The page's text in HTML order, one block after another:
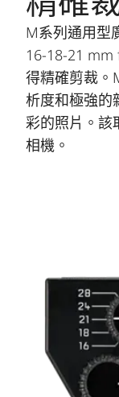
M系列通用型
16-18-21 mm
得精確剪裁。
析度和極強的
彩的照片。該
相機。